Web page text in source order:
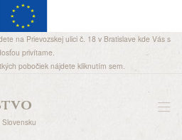
na Prievozskej ulici č. 18 v Bratislave kde Vás s
privítame.
pobočiek nájdetekliknutím sem.